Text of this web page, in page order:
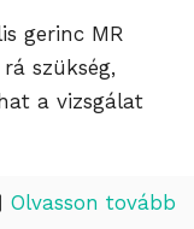
gerinc MR
szükség,
a vizsgálat
Olvasson tovább